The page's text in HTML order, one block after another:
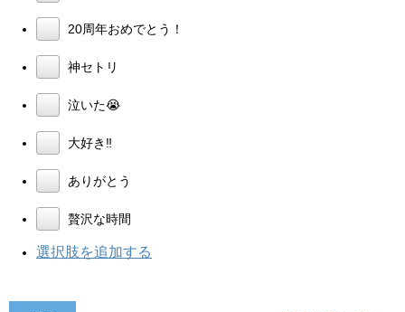
20周年おめでとう！
神セトリ
泣いた😭
大好き‼
ありがとう
贅沢な時間
選択肢を追加する